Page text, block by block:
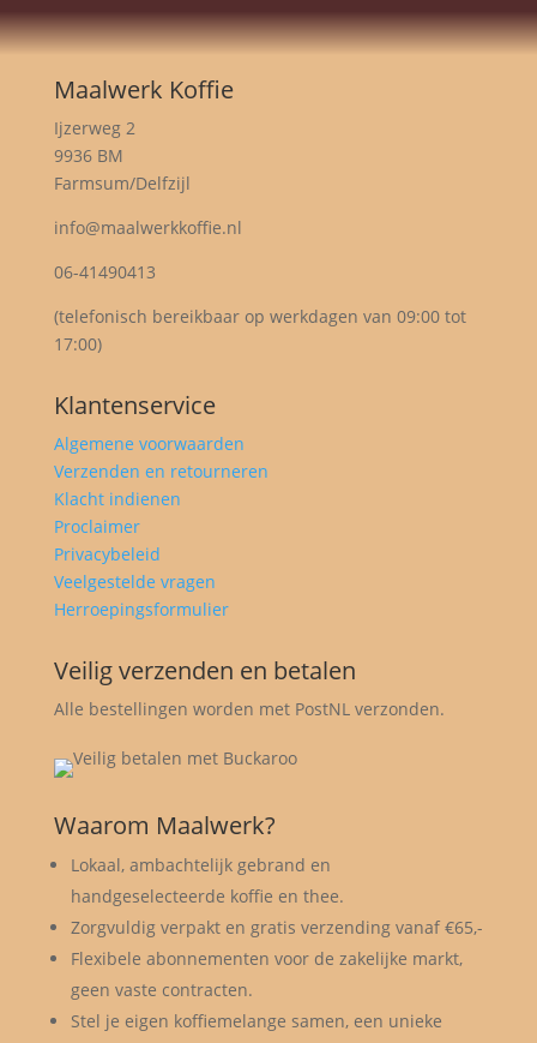
Maalwerk Koffie
Ijzerweg 2
9936 BM
Farmsum/Delfzijl
info@maalwerkkoffie.nl
06-41490413
(telefonisch bereikbaar op werkdagen van 09:00 tot
17:00)
Klantenservice
Algemene voorwaarden
Verzenden en retourneren
Klacht indienen
Proclaimer
Privacybeleid
Veelgestelde vragen
Herroepingsformulier
Veilig verzenden en betalen
Alle bestellingen worden met PostNL verzonden.
Waarom Maalwerk?
Lokaal, ambachtelijk gebrand en
handgeselecteerde koffie en thee.
Zorgvuldig verpakt en gratis verzending vanaf €65,-
Flexibele abonnementen voor de zakelijke markt,
geen vaste contracten.
Stel je eigen koffiemelange samen, een unieke